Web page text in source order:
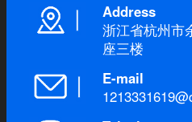
Address
浙江省杭州市
座三楼
E-mail